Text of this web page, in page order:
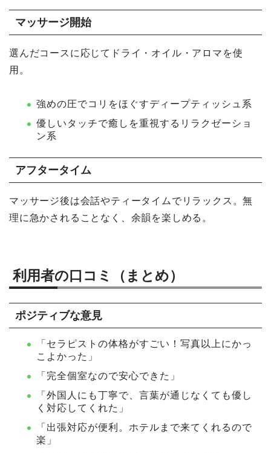
マッサージ開始
選んだコースに応じてドライ・オイル・アロマを使
用。
強めの圧でコリをほぐすディープティッシュ系
優しいタッチで癒しを重視するリラクゼーショ
ン系
アフタータイム
マッサージ後は会話やティータイムでリラックス。無
理に急かされることなく、余韻を楽しめる。
利用者の口コミ（まとめ）
ポジティブな意見
「セラピストの体格がすごい！写真以上にかっ
こよかった」
「完全個室なので安心できた」
「外国人にも丁寧で、言葉が通じなくても優し
く対応してくれた」
「出張対応が便利。ホテルまで来てくれるので
楽」